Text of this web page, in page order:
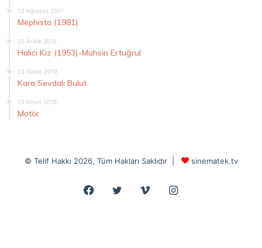
13 Ağustos 2017
Mephisto (1981)
25 Aralık 2015
Halıcı Kız (1953)-Muhsin Ertuğrul
22 Nisan 2019
Kara Sevdalı Bulut
13 Nisan 2019
Motör
© Telif Hakkı 2026, Tüm Hakları Saklıdır | sinematek.tv
Facebook
Twitter VimeoInstagram